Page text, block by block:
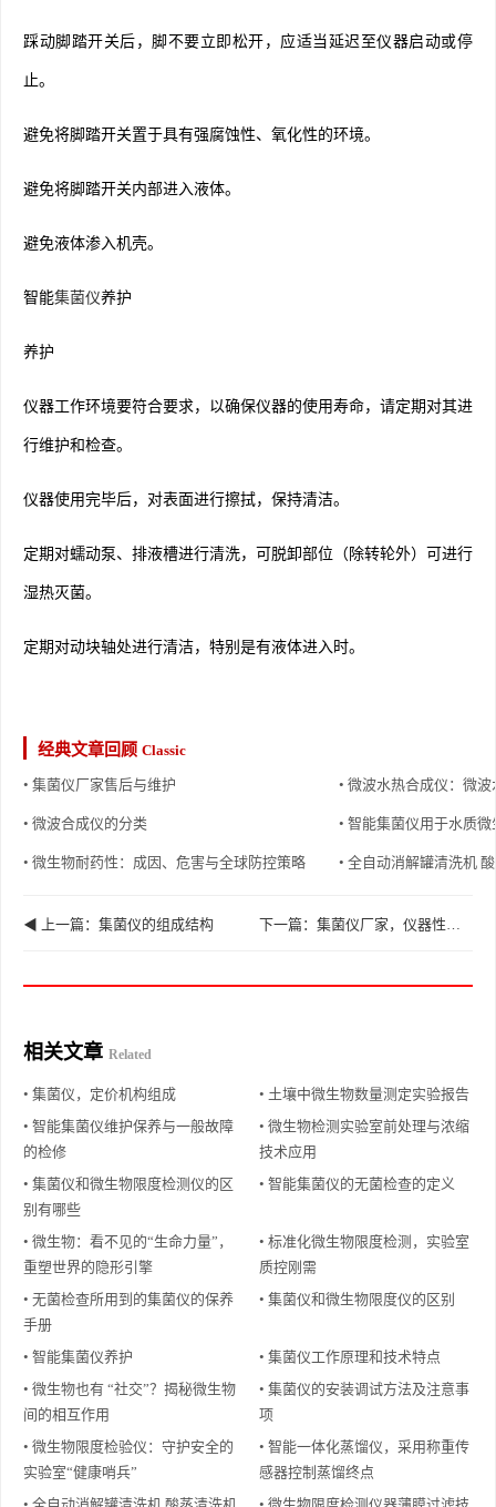
踩动脚踏开关后，脚不要立即松开，应适当延迟至仪器启动或停
止。
避免将脚踏开关置于具有强腐蚀性、氧化性的环境。
避免将脚踏开关内部进入液体。
避免液体渗入机壳。
智能集菌仪养护
养护
仪器工作环境要符合要求，以确保仪器的使用寿命，请定期对其进
行维护和检查。
仪器使用完毕后，对表面进行擦拭，保持清洁。
定期对蠕动泵、排液槽进行清洗，可脱卸部位（除转轮外）可进行
湿热灭菌。
定期对动块轴处进行清洁，特别是有液体进入时。
经典文章回顾 Classic
• 集菌仪厂家售后与维护 • 微波水热合成仪：微
• 微波合成仪的分类 • 智能集菌仪用于水质
• 微生物耐药性：成因、危害与全球防控策略 • 全自动消解罐清洗机
◀ 上一篇：集菌仪的组成结构
相关文章 Related
• 集菌仪，定价机构组成
• 土壤中微生物数量测定实验报告
• 智能集菌仪维护保养与一般故障
的检修
• 微生物检测实验室前处理与浓缩
技术应用
• 集菌仪和微生物限度检测仪的区
别有哪些
• 智能集菌仪的无菌检查的定义
• 微生物：看不见的“生命力量”，
重塑世界的隐形引擎
• 标准化微生物限度检测，实验室
质控刚需
• 无菌检查所用到的集菌仪的保养
手册
• 集菌仪和微生物限度仪的区别
• 智能集菌仪养护
• 集菌仪工作原理和技术特点
• 微生物也有 “社交”？揭秘微生物
间的相互作用
• 集菌仪的安装调试方法及注意事
项
• 微生物限度检验仪：守护安全的
实验室“健康哨兵”
• 智能一体化蒸馏仪，采用称重传
感器控制蒸馏终点